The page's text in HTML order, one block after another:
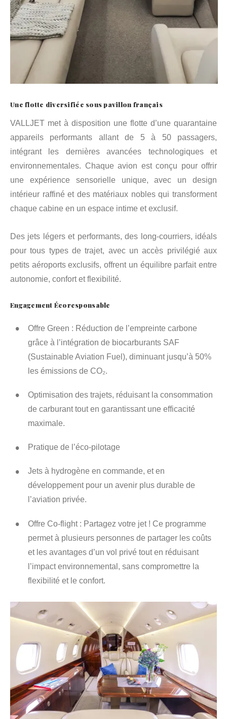
Une flotte diversifiée sous pavillon français
VALLJET met à disposition une flotte d’une quarantaine
appareils performants allant de 5 à 50 passagers,
intégrant les dernières avancées technologiques et
environnementales. Chaque avion est conçu pour offrir
une expérience sensorielle unique, avec un design
intérieur raffiné et des matériaux nobles qui transforment
chaque cabine en un espace intime et exclusif.
Des jets légers et performants, des long-courriers, idéals
pour tous types de trajet, avec un accès privilégié aux
petits aéroports exclusifs, offrent un équilibre parfait entre
autonomie, confort et flexibilité.
Engagement Écoresponsable
Offre Green : Réduction de l’empreinte carbone
grâce à l’intégration de biocarburants SAF
(Sustainable Aviation Fuel), diminuant jusqu’à 50%
les émissions de CO₂.
Optimisation des trajets, réduisant la consommation
de carburant tout en garantissant une efficacité
maximale.
Pratique de l’éco-pilotage
Jets à hydrogène en commande, et en
développement pour un avenir plus durable de
l’aviation privée.
Offre Co-flight : Partagez votre jet ! Ce programme
permet à plusieurs personnes de partager les coûts
et les avantages d’un vol privé tout en réduisant
l’impact environnemental, sans compromettre la
flexibilité et le confort.